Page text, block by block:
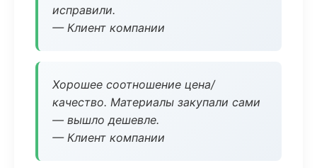
исправили.
— Клиент компании
Хорошее соотношение цена/
качество. Материалы закупали сами
— вышло дешевле.
— Клиент компании